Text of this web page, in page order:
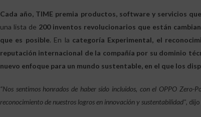
Cada año, TIME premia productos, software y servicios
una lista de 200 inventos revolucionarios que están
que es posible. En la categoría Experimental, el
reputación internacional de la compañía por su dominio
nuevo enfoque para un mundo sustentable, en el que los
“Nos sentimos honrados de haber sido incluidos, con el OPPO
reconocimiento de nuestros logros en innovación y sustentabilidad",